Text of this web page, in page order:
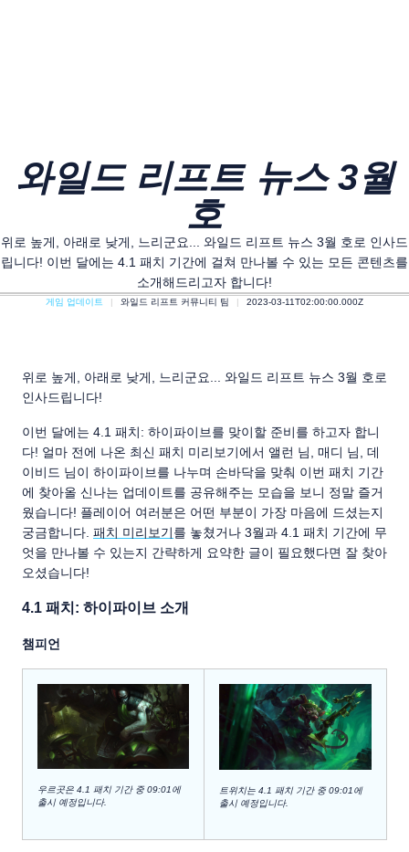
와일드 리프트 뉴스 3월
호
위로 높게, 아래로 낮게, 느리군요... 와일드 리프트 뉴스 3월 호로 인사드
립니다! 이번 달에는 4.1 패치 기간에 걸쳐 만나볼 수 있는 모든 콘텐츠를
소개해드리고자 합니다!
게임 업데이트 와일드 리프트 커뮤니티 팀 2023-03-11T02:00:00.000Z
위로 높게, 아래로 낮게, 느리군요... 와일드 리프트 뉴스 3월 호로
인사드립니다!
이번 달에는 4.1 패치: 하이파이브를 맞이할 준비를 하고자 합니
다! 얼마 전에 나온 최신 패치 미리보기에서 앨런 님, 매디 님, 데
이비드 님이 하이파이브를 나누며 손바닥을 맞춰 이번 패치 기간
에 찾아올 신나는 업데이트를 공유해주는 모습을 보니 정말 즐거
웠습니다! 플레이어 여러분은 어떤 부분이 가장 마음에 드셨는지
궁금합니다. 패치 미리보기를 놓쳤거나 3월과 4.1 패치 기간에 무
엇을 만나볼 수 있는지 간략하게 요약한 글이 필요했다면 잘 찾아
오셨습니다!
4.1 패치: 하이파이브 소개
챔피언
우르곳은 4.1 패치 기간 중 09:01에
출시 예정입니다.
트위치는 4.1 패치 기간 중 09:01에
출시 예정입니다.